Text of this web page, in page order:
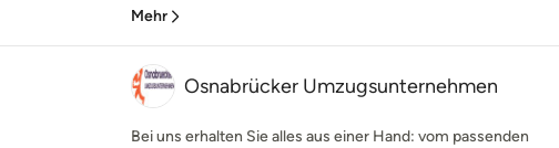
Mehr
Osnabrücker Umzugsunternehmen
Bei uns erhalten Sie alles aus einer Hand: vom passenden